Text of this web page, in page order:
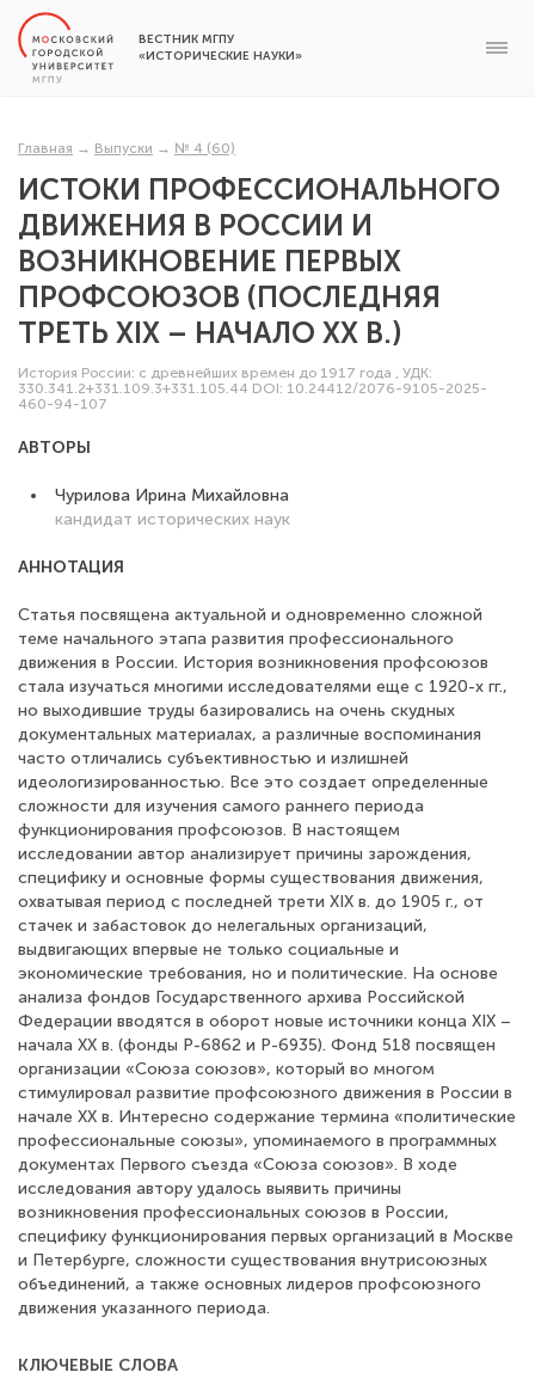
ВЕСТНИК МГПУ
«ИСТОРИЧЕСКИЕ НАУКИ»
Главная → Выпуски → № 4 (60)
ИСТОКИ ПРОФЕССИОНАЛЬНОГО
ДВИЖЕНИЯ В РОССИИ И
ВОЗНИКНОВЕНИЕ ПЕРВЫХ
ПРОФСОЮЗОВ (ПОСЛЕДНЯЯ
ТРЕТЬ XIX – НАЧАЛО ХХ В.)
История России: с древнейших времен до 1917 года , УДК:
330.341.2+331.109.3+331.105.44 DOI: 10.24412/2076-9105-2025-
460-94-107
АВТОРЫ
Чурилова Ирина Михайловна
кандидат исторических наук
АННОТАЦИЯ
Статья посвящена актуальной и одновременно сложной
теме начального этапа развития профессионального
движения в России. История возникновения профсоюзов
стала изучаться многими исследователями еще с 1920-х гг.,
но выходившие труды базировались на очень скудных
документальных материалах, а различные воспоминания
часто отличались субъективностью и излишней
идеологизированностью. Все это создает определенные
сложности для изучения самого раннего периода
функционирования профсоюзов. В настоящем
исследовании автор анализирует причины зарождения,
специфику и основные формы существования движения,
охватывая период с последней трети XIX в. до 1905 г., от
стачек и забастовок до нелегальных организаций,
выдвигающих впервые не только социальные и
экономические требования, но и политические. На основе
анализа фондов Государственного архива Российской
Федерации вводятся в оборот новые источники конца XIX –
начала XX в. (фонды Р-6862 и Р-6935). Фонд 518 посвящен
организации «Союза союзов», который во многом
стимулировал развитие профсоюзного движения в России в
начале ХХ в. Интересно содержание термина «политические
профессиональные союзы», упоминаемого в программных
документах Первого съезда «Союза союзов». В ходе
исследования автору удалось выявить причины
возникновения профессиональных союзов в России,
специфику функционирования первых организаций в Москве
и Петербурге, сложности существования внутрисоюзных
объединений, а также основных лидеров профсоюзного
движения указанного периода.
КЛЮЧЕВЫЕ СЛОВА